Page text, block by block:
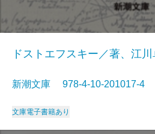
ドストエフスキー／著、江川
新潮文庫 978-4-10-201017-
文庫電子書籍あり